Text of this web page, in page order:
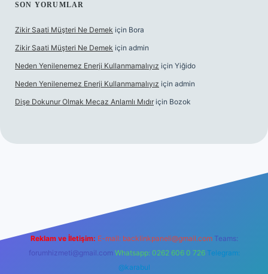
SON YORUMLAR
Zikir Saati Müşteri Ne Demek için Bora
Zikir Saati Müşteri Ne Demek için admin
Neden Yenilenemez Enerji Kullanmamalıyız için Yiğido
Neden Yenilenemez Enerji Kullanmamalıyız için admin
Dişe Dokunur Olmak Mecaz Anlamlı Mıdır için Bozok
Reklam ve İletişim: E-mail: backlinkpaneli@gmail.com Teams:
forumhizmeti@gmail.com Whatsapp: 0262 606 0 726 Telegram:
@karabul